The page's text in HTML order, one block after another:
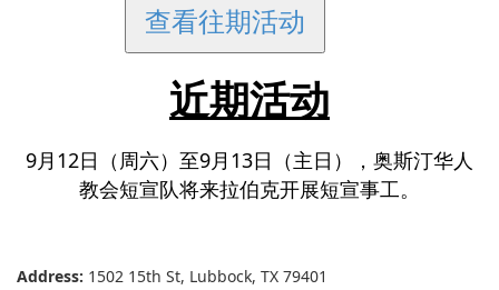
查看往期活动
近期活动
9月12日（周六）至9月13日（主日），奥斯汀华人
教会短宣队将来拉伯克开展短宣事工。
Address: 1502 15th St, Lubbock, TX 79401